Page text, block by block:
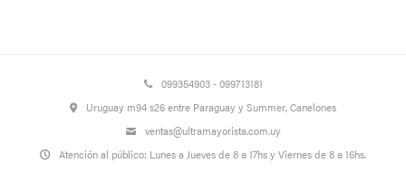
099354903 - 099713181
Uruguay m94 s26 entre Paraguay y Summer, Canelones
ventas@ultramayorista.com.uy
Atención al público: Lunes a Jueves de 8 a 17hs y Viernes de 8 a 16hs.